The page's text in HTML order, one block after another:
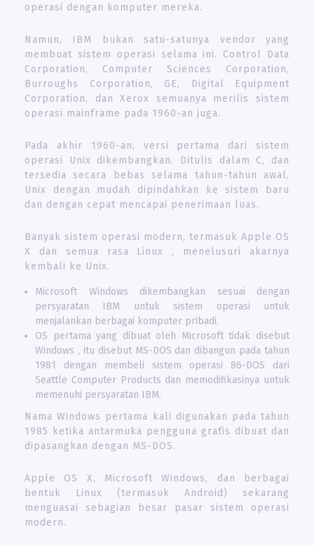
operasi dengan komputer mereka.
Namun, IBM bukan satu-satunya vendor yang
membuat sistem operasi selama ini. Control Data
Corporation, Computer Sciences Corporation,
Burroughs Corporation, GE, Digital Equipment
Corporation, dan Xerox semuanya merilis sistem
operasi mainframe pada 1960-an juga.
Pada akhir 1960-an, versi pertama dari sistem
operasi Unix dikembangkan. Ditulis dalam C, dan
tersedia secara bebas selama tahun-tahun awal,
Unix dengan mudah dipindahkan ke sistem baru
dan dengan cepat mencapai penerimaan luas.
Banyak sistem operasi modern, termasuk Apple OS
X dan semua rasa Linux , menelusuri akarnya
kembali ke Unix.
Microsoft Windows dikembangkan sesuai dengan
persyaratan IBM untuk sistem operasi untuk
menjalankan berbagai komputer pribadi.
OS pertama yang dibuat oleh Microsoft tidak disebut
Windows , itu disebut MS-DOS dan dibangun pada tahun
1981 dengan membeli sistem operasi 86-DOS dari
Seattle Computer Products dan memodifikasinya untuk
memenuhi persyaratan IBM.
Nama Windows pertama kali digunakan pada tahun
1985 ketika antarmuka pengguna grafis dibuat dan
dipasangkan dengan MS-DOS.
Apple OS X, Microsoft Windows, dan berbagai
bentuk Linux (termasuk Android) sekarang
menguasai sebagian besar pasar sistem operasi
modern.